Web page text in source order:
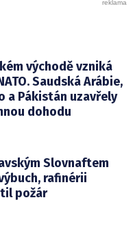
východě vzniká
Saudská Arábie,
a Pákistán uzavřely
dohodu
Slovnaftem
rafinérii
požár